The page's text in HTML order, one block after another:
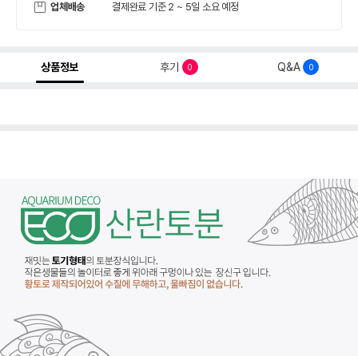
업체배송 결제완료 기준 2 ~ 5일 소요 예정
상품정보 후기 0 Q&A 0